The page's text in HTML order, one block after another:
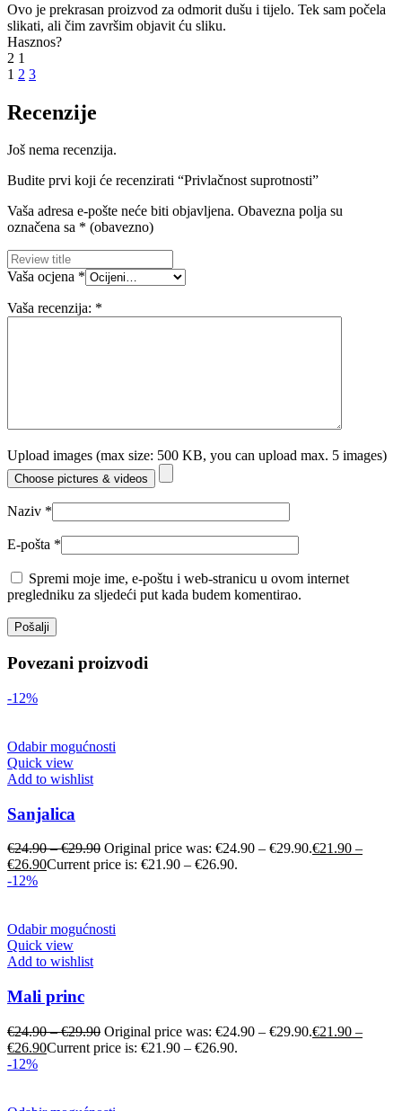
Ovo je prekrasan proizvod za odmorit dušu i tijelo. Tek sam počela
slikati, ali čim završim objavit ću sliku.
Hasznos?
2 1
1 2 3
Recenzije
Još nema recenzija.
Budite prvi koji će recenzirati “Privlačnost suprotnosti”
Vaša adresa e-pošte neće biti objavljena. Obavezna polja su
označena sa * (obavezno)
Vaša ocjena *
Vaša recenzija: *
Upload images (max size: 500 KB, you can upload max. 5 images)
Choose pictures & videos
Naziv *
E-pošta *
Spremi moje ime, e-poštu i web-stranicu u ovom internet
pregledniku za sljedeći put kada budem komentirao.
Povezani proizvodi
-12%
Odabir mogućnosti
Quick view
Add to wishlist
Sanjalica
€24.90–€29.90 Original price was: €24.90 – €29.90.€21.90 –
€26.90Current price is: €21.90 – €26.90.
-12%
Odabir mogućnosti
Quick view
Add to wishlist
Mali princ
€24.90–€29.90 Original price was: €24.90 – €29.90.€21.90 –
€26.90Current price is: €21.90 – €26.90.
-12%